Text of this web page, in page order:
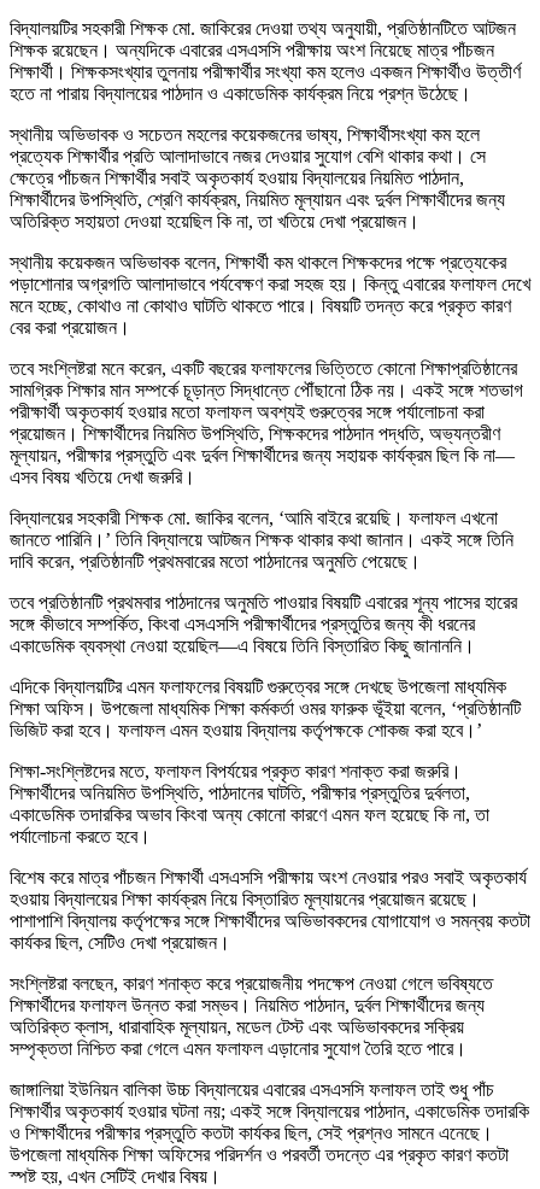
বিদ্যালয়টির সহকারী শিক্ষক মো. জাকিরের দেওয়া তথ্য অনুযায়ী, প্রতিষ্ঠানটিতে আটজন
শিক্ষক রয়েছেন। অন্যদিকে এবারের এসএসসি পরীক্ষায় অংশ নিয়েছে মাত্র পাঁচজন
শিক্ষার্থী। শিক্ষকসংখ্যার তুলনায় পরীক্ষার্থীর সংখ্যা কম হলেও একজন শিক্ষার্থীও উত্তীর্ণ
হতে না পারায় বিদ্যালয়ের পাঠদান ও একাডেমিক কার্যক্রম নিয়ে প্রশ্ন উঠেছে।
স্থানীয় অভিভাবক ও সচেতন মহলের কয়েকজনের ভাষ্য, শিক্ষার্থীসংখ্যা কম হলে
প্রত্যেক শিক্ষার্থীর প্রতি আলাদাভাবে নজর দেওয়ার সুযোগ বেশি থাকার কথা। সে
ক্ষেত্রে পাঁচজন শিক্ষার্থীর সবাই অকৃতকার্য হওয়ায় বিদ্যালয়ের নিয়মিত পাঠদান,
শিক্ষার্থীদের উপস্থিতি, শ্রেণি কার্যক্রম, নিয়মিত মূল্যায়ন এবং দুর্বল শিক্ষার্থীদের জন্য
অতিরিক্ত সহায়তা দেওয়া হয়েছিল কি না, তা খতিয়ে দেখা প্রয়োজন।
স্থানীয় কয়েকজন অভিভাবক বলেন, শিক্ষার্থী কম থাকলে শিক্ষকদের পক্ষে প্রত্যেকের
পড়াশোনার অগ্রগতি আলাদাভাবে পর্যবেক্ষণ করা সহজ হয়। কিন্তু এবারের ফলাফল দেখে
মনে হচ্ছে, কোথাও না কোথাও ঘাটতি থাকতে পারে। বিষয়টি তদন্ত করে প্রকৃত কারণ
বের করা প্রয়োজন।
তবে সংশ্লিষ্টরা মনে করেন, একটি বছরের ফলাফলের ভিত্তিতে কোনো শিক্ষাপ্রতিষ্ঠানের
সামগ্রিক শিক্ষার মান সম্পর্কে চূড়ান্ত সিদ্ধান্তে পৌঁছানো ঠিক নয়। একই সঙ্গে শতভাগ
পরীক্ষার্থী অকৃতকার্য হওয়ার মতো ফলাফল অবশ্যই গুরুত্বের সঙ্গে পর্যালোচনা করা
প্রয়োজন। শিক্ষার্থীদের নিয়মিত উপস্থিতি, শিক্ষকদের পাঠদান পদ্ধতি, অভ্যন্তরীণ
মূল্যায়ন, পরীক্ষার প্রস্তুতি এবং দুর্বল শিক্ষার্থীদের জন্য সহায়ক কার্যক্রম ছিল কি না—
এসব বিষয় খতিয়ে দেখা জরুরি।
বিদ্যালয়ের সহকারী শিক্ষক মো. জাকির বলেন, ‘আমি বাইরে রয়েছি। ফলাফল এখনো
জানতে পারিনি।’ তিনি বিদ্যালয়ে আটজন শিক্ষক থাকার কথা জানান। একই সঙ্গে তিনি
দাবি করেন, প্রতিষ্ঠানটি প্রথমবারের মতো পাঠদানের অনুমতি পেয়েছে।
তবে প্রতিষ্ঠানটি প্রথমবার পাঠদানের অনুমতি পাওয়ার বিষয়টি এবারের শূন্য পাসের হারের
সঙ্গে কীভাবে সম্পর্কিত, কিংবা এসএসসি পরীক্ষার্থীদের প্রস্তুতির জন্য কী ধরনের
একাডেমিক ব্যবস্থা নেওয়া হয়েছিল—এ বিষয়ে তিনি বিস্তারিত কিছু জানাননি।
এদিকে বিদ্যালয়টির এমন ফলাফলের বিষয়টি গুরুত্বের সঙ্গে দেখছে উপজেলা মাধ্যমিক
শিক্ষা অফিস। উপজেলা মাধ্যমিক শিক্ষা কর্মকর্তা ওমর ফারুক ভূঁইয়া বলেন, ‘প্রতিষ্ঠানটি
ভিজিট করা হবে। ফলাফল এমন হওয়ায় বিদ্যালয় কর্তৃপক্ষকে শোকজ করা হবে।’
শিক্ষা-সংশ্লিষ্টদের মতে, ফলাফল বিপর্যয়ের প্রকৃত কারণ শনাক্ত করা জরুরি।
শিক্ষার্থীদের অনিয়মিত উপস্থিতি, পাঠদানের ঘাটতি, পরীক্ষার প্রস্তুতির দুর্বলতা,
একাডেমিক তদারকির অভাব কিংবা অন্য কোনো কারণে এমন ফল হয়েছে কি না, তা
পর্যালোচনা করতে হবে।
বিশেষ করে মাত্র পাঁচজন শিক্ষার্থী এসএসসি পরীক্ষায় অংশ নেওয়ার পরও সবাই অকৃতকার্য
হওয়ায় বিদ্যালয়ের শিক্ষা কার্যক্রম নিয়ে বিস্তারিত মূল্যায়নের প্রয়োজন রয়েছে।
পাশাপাশি বিদ্যালয় কর্তৃপক্ষের সঙ্গে শিক্ষার্থীদের অভিভাবকদের যোগাযোগ ও সমন্বয় কতটা
কার্যকর ছিল, সেটিও দেখা প্রয়োজন।
সংশ্লিষ্টরা বলছেন, কারণ শনাক্ত করে প্রয়োজনীয় পদক্ষেপ নেওয়া গেলে ভবিষ্যতে
শিক্ষার্থীদের ফলাফল উন্নত করা সম্ভব। নিয়মিত পাঠদান, দুর্বল শিক্ষার্থীদের জন্য
অতিরিক্ত ক্লাস, ধারাবাহিক মূল্যায়ন, মডেল টেস্ট এবং অভিভাবকদের সক্রিয়
সম্পৃক্ততা নিশ্চিত করা গেলে এমন ফলাফল এড়ানোর সুযোগ তৈরি হতে পারে।
জাঙ্গালিয়া ইউনিয়ন বালিকা উচ্চ বিদ্যালয়ের এবারের এসএসসি ফলাফল তাই শুধু পাঁচ
শিক্ষার্থীর অকৃতকার্য হওয়ার ঘটনা নয়; একই সঙ্গে বিদ্যালয়ের পাঠদান, একাডেমিক তদারকি
ও শিক্ষার্থীদের পরীক্ষার প্রস্তুতি কতটা কার্যকর ছিল, সেই প্রশ্নও সামনে এনেছে।
উপজেলা মাধ্যমিক শিক্ষা অফিসের পরিদর্শন ও পরবর্তী তদন্তে এর প্রকৃত কারণ কতটা
স্পষ্ট হয়, এখন সেটিই দেখার বিষয়।